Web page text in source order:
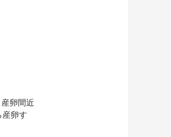
卵間近
産卵す